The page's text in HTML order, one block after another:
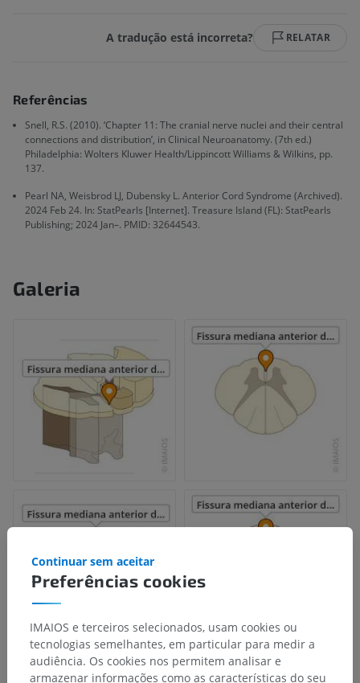
A tradução está incorreta? RELATAR
Referências
Snell, R.S. (2010). ‘Chapter 11: The cranial nerve nuclei and their central
connections and distribution’, in Clinical Neuroanatomy. (7th ed.)
Philadelphia: Wolters Kluwer Health/Lippincott Williams & Wilkins, pp.
137.
Pearl NA, Weisbrod LJ, Dubensky L. Anterior Cord Syndrome (Archived).
2024 Feb 24. In: StatPearls [Internet]. Treasure Island (FL): StatPearls
Publishing; 2024 Jan–. PMID: 32644543.
Galeria
Preferências cookies
Continuar sem aceitar
IMAIOS e terceiros selecionados, usam cookies ou
tecnologias semelhantes, em particular para medir a
audiência. Os cookies nos permitem analisar e
armazenar informações como as características do seu